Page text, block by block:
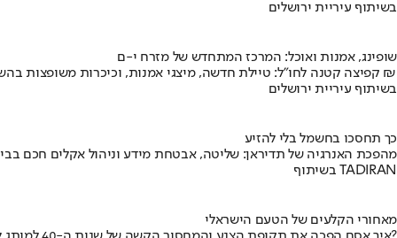
בשיתוף עיריית ירושלים
שופינג, אמנות ואוכל: המרכז המתחדש של מזרח י-ם
קפיצה קטנה לחו"ל: טיילת חדשה, מיצגי אמנות, וכיכרות משופצות בהשקעה של 100 מיליון ₪
בשיתוף עיריית ירושלים
כך תחסכו בחשמל בלי להזיע
מהפכת האנרגיה של תדיראן: שליטה, אבטחת מידע וניהול אקלים חכם
בשיתוף TADIRAN
מאחורי הקלעים של הטעם הישראלי